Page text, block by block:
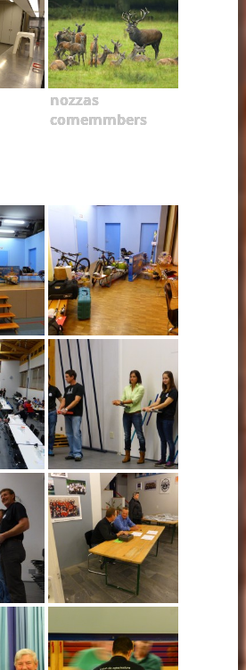
nozzas
comemmbers